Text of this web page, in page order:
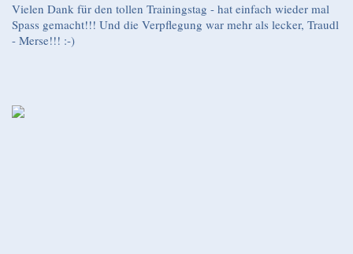
Vielen Dank für den tollen Trainingstag - hat einfach wieder mal
Spass gemacht!!! Und die Verpflegung war mehr als lecker, Traudl
- Merse!!! :-)